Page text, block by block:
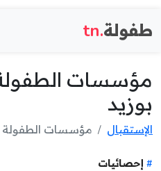
طفولة.tn
مؤسسات
بوزيد
الإستقبال مؤسسات الطفولة
إحصائيات